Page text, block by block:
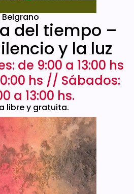
Belgrano
del tiempo –
y la luz
de 9:00 a 13:00 hs
hs // Sábados:
a 13:00 hs.
libre y gratuita.